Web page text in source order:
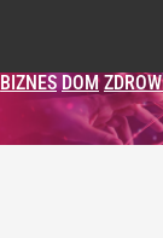
BIZNES DOM